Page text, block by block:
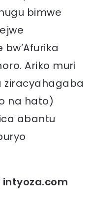
bimwe
bw’Afurika
Ariko muri
ziracyahagaba
na hato)
abantu
intyoza.com